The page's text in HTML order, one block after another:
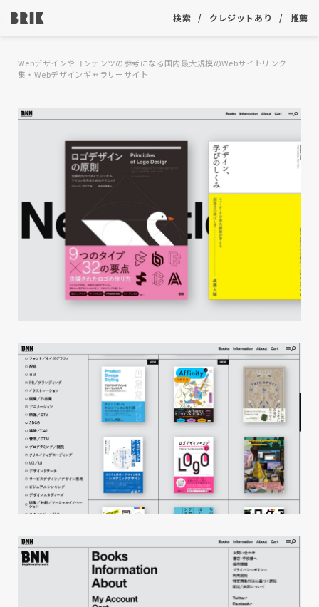
検索 クレジットあり 推薦
Webデザインやコンテンツの参考になる国内最大規模のWebサイトリンク
集・Webデザインギャラリーサイト